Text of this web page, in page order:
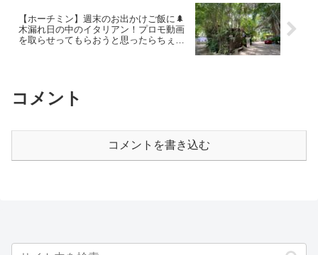
【ホーチミン】週末のお出かけご飯に🌲
木漏れ日の中のイタリアン！プロモ動画
を取らせってもらおうと思ったらちぇり
コメント
コメントを書き込む